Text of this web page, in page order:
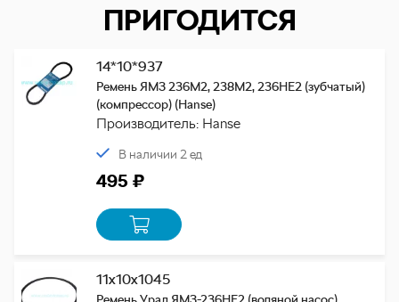
ПРИГОДИТСЯ
14*10*937
Ремень ЯМЗ 236М2, 238М2, 236НЕ2 (зубчатый)
(компрессор) (Hanse)
Производитель: Hanse
В наличии 2 ед
495 ₽
11х10х1045